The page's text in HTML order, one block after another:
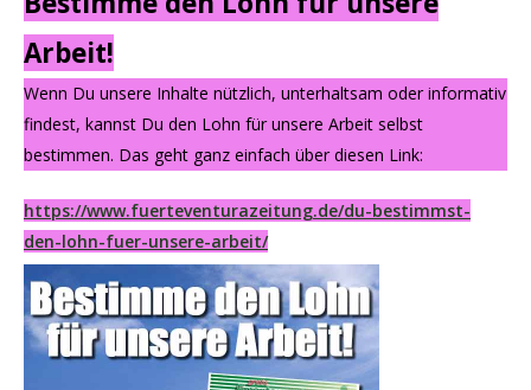
Arbeit!
Wenn Du unsere Inhalte nützlich, unterhaltsam oder informativ
findest, kannst Du den Lohn für unsere Arbeit selbst
bestimmen. Das geht ganz einfach über diesen Link:
https://www.fuerteventurazeitung.de/du-bestimmst-
den-lohn-fuer-unsere-arbeit/